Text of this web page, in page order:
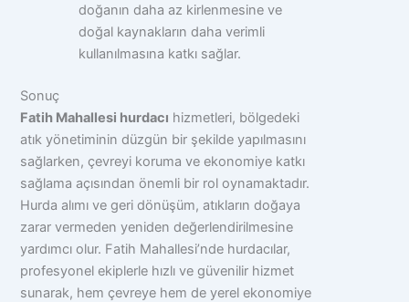
doğanın daha az kirlenmesine ve
doğal kaynakların daha verimli
kullanılmasına katkı sağlar.
Sonuç
Fatih Mahallesi hurdacı hizmetleri, bölgedeki
atık yönetiminin düzgün bir şekilde yapılmasını
sağlarken, çevreyi koruma ve ekonomiye katkı
sağlama açısından önemli bir rol oynamaktadır.
Hurda alımı ve geri dönüşüm, atıkların doğaya
zarar vermeden yeniden değerlendirilmesine
yardımcı olur. Fatih Mahallesi’nde hurdacılar,
profesyonel ekiplerle hızlı ve güvenilir hizmet
sunarak, hem çevreye hem de yerel ekonomiye